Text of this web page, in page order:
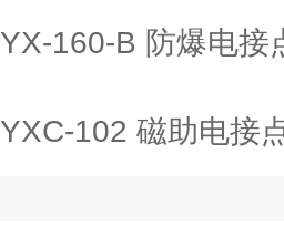
YX-160-B 防爆电接点压
YXC-102 磁助电接点压